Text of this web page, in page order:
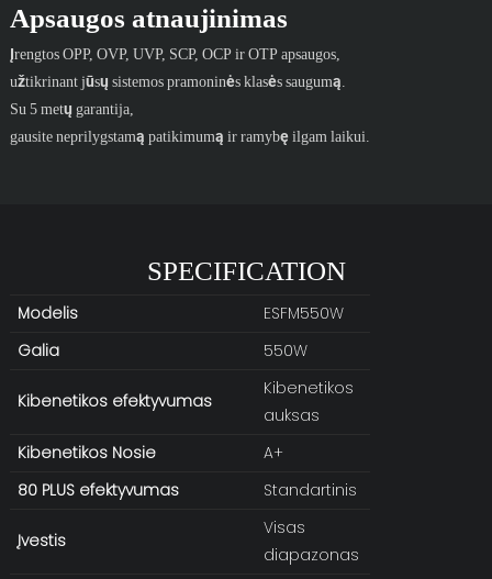
Apsaugos atnaujinimas
Įrengtos OPP, OVP, UVP, SCP, OCP ir OTP apsaugos,
užtikrinant jūsų sistemos pramoninės klasės saugumą.
Su 5 metų garantija,
gausite neprilygstamą patikimumą ir ramybę ilgam laikui.
SPECIFICATION
Modelis
ESFM550W
Galia
550W
Kibenetikos efektyvumas
Kibenetikos
auksas
Kibenetikos Nosie
A+
80 PLUS efektyvumas
Standartinis
Įvestis
Visas
diapazonas